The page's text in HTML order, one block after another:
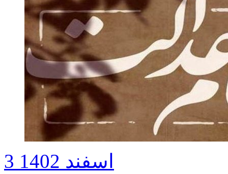
3 اسفند 1402